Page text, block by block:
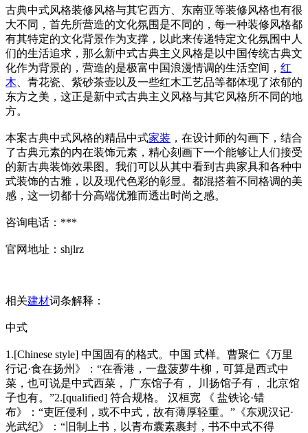
古典中式风格装修风格与其它西方、东南亚等装修风格也有很
大不同，首先所营造的文化氛围是不同的，每一种装修风格都
有其特定的文化背景作为支撑，以此来传递特定文化氛围中人
们的生活追求，那么新中式古典主义风格是以中国传统古典文
化作为背景的，营造的是极富中国浪漫情调的生活空间， 红
木 、青花瓷、紫砂茶壶以及一些红木工艺品等都体现了浓郁的
东方之美，这正是新中式古典主义风格与其它风格所不同的地
方。
本案古典中式风格的精品中式家装 ，在设计师的勾画下，结合
了古典元素的内在装饰元素，精心刻画下一个能够让人们接受
的新古典装饰效果图。我们可以从其中看到古典家具和各种中
式装饰的古雅，以及现代色彩的彰显。都混搭着不同格调的美
感，这一切都十分高端优雅而透出时尚之感。
咨询电话：***
官网地址：shjlrz
相关建材词条解释：
中式
1.[Chinese style] 中国固有的格式。中国 式样。曹聚仁《万里
行记·食在扬州》：“在香港，一盘菠萝牛柳，可算是西式中
菜，也可说是中式西菜， 广东馆子有， 川扬馆子有， 北京馆
子也有。”2.[qualified] 符合规格。 汉桓宽 《 盐铁论·错
布》：“吏匠侵利，或不中式，故有薄厚轻重。”《东观汉记·
光武纪》：“旧制上书，以青布囊素裹封，书不中式不得